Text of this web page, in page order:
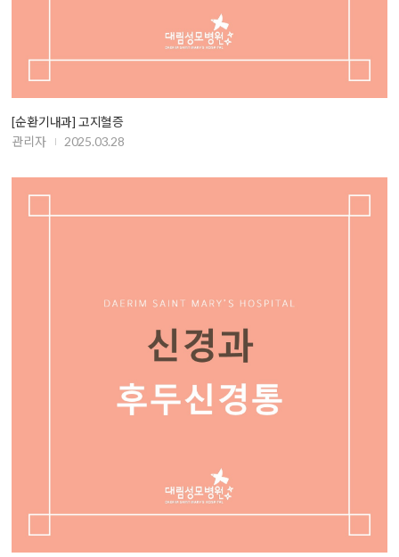
[순환기내과] 고지혈증
관리자
2025.03.28